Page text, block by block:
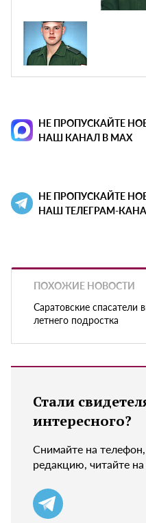
НЕ ПРОПУСКАЙТЕ
НАШ КАНАЛ В MAX
НЕ ПРОПУСКАЙТЕ
НАШ ТЕЛЕГРАМ-
ПОХОЖИЕ НОВОСТИ
Саратовские
летнего подростка
Стали
интересного?
Снимайте на
редакцию, читайте